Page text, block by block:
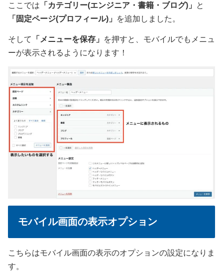
ここでは 「カテゴリー(エンジニア・書籍・ブログ)」
と
「固定ページ(プロフィール)」
を追加しました。
そして 「メニューを保存」
を押すと、モバイルでもメニュ
ーが表示されるようになります！
モバイル画面の表示オプション
こちらはモバイル画面の表示のオプションの設定になりま
す。